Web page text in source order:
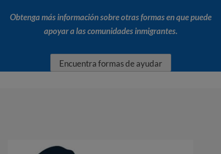
Obtenga más información sobre otras formas en que puede
apoyar a las comunidades inmigrantes.
Encuentra formas de ayudar